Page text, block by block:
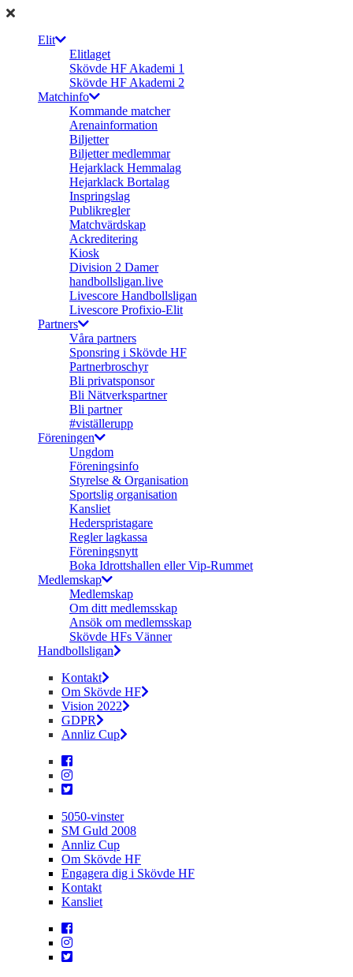
Elit
Elitlaget
Skövde HF Akademi 1
Skövde HF Akademi 2
Matchinfo
Kommande matcher
Arenainformation
Biljetter
Biljetter medlemmar
Hejarklack Hemmalag
Hejarklack Bortalag
Inspringslag
Publikregler
Matchvärdskap
Ackreditering
Kiosk
Division 2 Damer
handbollsligan.live
Livescore Handbollsligan
Livescore Profixio-Elit
Partners
Våra partners
Sponsring i Skövde HF
Partnerbroschyr
Bli privatsponsor
Bli Nätverkspartner
Bli partner
#viställerupp
Föreningen
Ungdom
Föreningsinfo
Styrelse & Organisation
Sportslig organisation
Kansliet
Hederspristagare
Regler lagkassa
Föreningsnytt
Boka Idrottshallen eller Vip-Rummet
Medlemskap
Medlemskap
Om ditt medlemsskap
Ansök om medlemsskap
Skövde HFs Vänner
Handbollsligan
Kontakt
Om Skövde HF
Vision 2022
GDPR
Annliz Cup
5050-vinster
SM Guld 2008
Annliz Cup
Om Skövde HF
Engagera dig i Skövde HF
Kontakt
Kansliet